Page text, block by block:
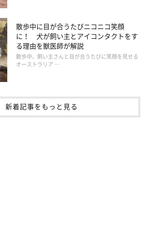
散歩中に目が合うたびニコニコ笑顔
に！ 犬が飼い主とアイコンタクトをす
る理由を獣医師が解説
散歩中、飼い主さんと目が合うたびに笑顔を見せる
オーストラリア …
新着記事をもっと見る